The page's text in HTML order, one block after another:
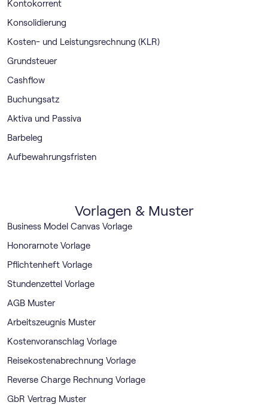
Kontokorrent
Konsolidierung
Kosten- und Leistungsrechnung (KLR)
Grundsteuer
Cashflow
Buchungsatz
Aktiva und Passiva
Barbeleg
Aufbewahrungsfristen
Vorlagen & Muster
Business Model Canvas Vorlage
Honorarnote Vorlage
Pflichtenheft Vorlage
Stundenzettel Vorlage
AGB Muster
Arbeitszeugnis Muster
Kostenvoranschlag Vorlage
Reisekostenabrechnung Vorlage
Reverse Charge Rechnung Vorlage
GbR Vertrag Muster